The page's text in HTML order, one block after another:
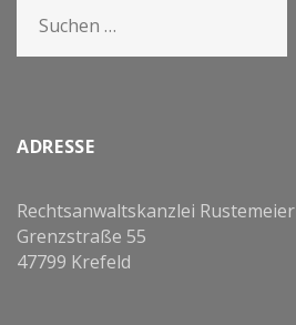
ADRESSE
Rechtsanwaltskanzlei Rustemeier
Grenzstraße 55
47799 Krefeld